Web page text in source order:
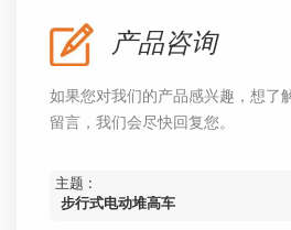
产品咨询
如果您对我们的产品感兴趣，想了
留言，我们会尽快回复您。
主题 :
步行式电动堆高车